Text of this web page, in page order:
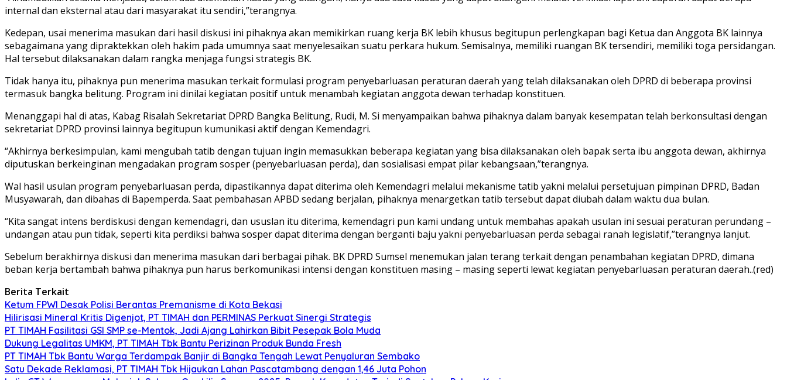
internal dan eksternal atau dari masyarakat itu sendiri,”terangnya.
Kedepan, usai menerima masukan dari hasil diskusi ini pihaknya akan memikirkan ruang kerja BK lebih khusus begitupun perlengkapan bagi Ketua dan Anggota BK lainnya
sebagaimana yang dipraktekkan oleh hakim pada umumnya saat menyelesaikan suatu perkara hukum. Semisalnya, memiliki ruangan BK tersendiri, memiliki toga persidangan.
Hal tersebut dilaksanakan dalam rangka menjaga fungsi strategis BK.
Tidak hanya itu, pihaknya pun menerima masukan terkait formulasi program penyebarluasan peraturan daerah yang telah dilaksanakan oleh DPRD di beberapa provinsi
termasuk bangka belitung. Program ini dinilai kegiatan positif untuk menambah kegiatan anggota dewan terhadap konstituen.
Menanggapi hal di atas, Kabag Risalah Sekretariat DPRD Bangka Belitung, Rudi, M. Si menyampaikan bahwa pihaknya dalam banyak kesempatan telah berkonsultasi dengan
sekretariat DPRD provinsi lainnya begitupun kumunikasi aktif dengan Kemendagri.
“Akhirnya berkesimpulan, kami mengubah tatib dengan tujuan ingin memasukkan beberapa kegiatan yang bisa dilaksanakan oleh bapak serta ibu anggota dewan, akhirnya
diputuskan berkeinginan mengadakan program sosper (penyebarluasan perda), dan sosialisasi empat pilar kebangsaan,”terangnya.
Wal hasil usulan program penyebarluasan perda, dipastikannya dapat diterima oleh Kemendagri melalui mekanisme tatib yakni melalui persetujuan pimpinan DPRD, Badan
Musyawarah, dan dibahas di Bapemperda. Saat pembahasan APBD sedang berjalan, pihaknya menargetkan tatib tersebut dapat diubah dalam waktu dua bulan.
“Kita sangat intens berdiskusi dengan kemendagri, dan ususlan itu diterima, kemendagri pun kami undang untuk membahas apakah usulan ini sesuai peraturan perundang –
undangan atau pun tidak, seperti kita perdiksi bahwa sosper dapat diterima dengan berganti baju yakni penyebarluasan perda sebagai ranah legislatif,”terangnya lanjut.
Sebelum berakhirnya diskusi dan menerima masukan dari berbagai pihak. BK DPRD Sumsel menemukan jalan terang terkait dengan penambahan kegiatan DPRD, dimana
beban kerja bertambah bahwa pihaknya pun harus berkomunikasi intensi dengan konstituen masing – masing seperti lewat kegiatan penyebarluasan peraturan daerah..(red)
Berita Terkait
Ketum FPWI Desak Polisi Berantas Premanisme di Kota Bekasi
Hilirisasi Mineral Kritis Digenjot, PT TIMAH dan PERMINAS Perkuat Sinergi Strategis
PT TIMAH Fasilitasi GSI SMP se-Mentok, Jadi Ajang Lahirkan Bibit Pesepak Bola Muda
Dukung Legalitas UMKM, PT TIMAH Tbk Bantu Perizinan Produk Bunda Fresh
PT TIMAH Tbk Bantu Warga Terdampak Banjir di Bangka Tengah Lewat Penyaluran Sembako
Satu Dekade Reklamasi, PT TIMAH Tbk Hijaukan Lahan Pascatambang dengan 1,46 Juta Pohon